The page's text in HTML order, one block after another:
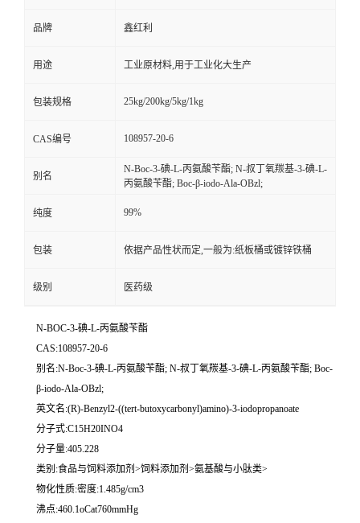
品牌 鑫红利
用途 工业原材料,用于工业化大生产
包装规格 25kg/200kg/5kg/1kg
CAS编号 108957-20-6
别名
N-Boc-3-碘-L-丙氨酸苄酯; N-叔丁氧羰基-3-碘-L-
丙氨酸苄酯; Boc-β-iodo-Ala-OBzl;
纯度 99%
包装 依据产品性状而定,一般为:纸板桶或镀锌铁桶
级别 医药级
N-BOC-3-碘-L-丙氨酸苄酯
CAS:108957-20-6
别名:N-Boc-3-碘-L-丙氨酸苄酯; N-叔丁氧羰基-3-碘-L-丙氨酸苄酯; Boc-
β-iodo-Ala-OBzl;
英文名:(R)-Benzyl2-((tert-butoxycarbonyl)amino)-3-iodopropanoate
分子式:C15H20INO4
分子量:405.228
类别:食品与饲料添加剂>饲料添加剂>氨基酸与小肽类>
物化性质:密度:1.485g/cm3
沸点:460.1oCat760mmHg